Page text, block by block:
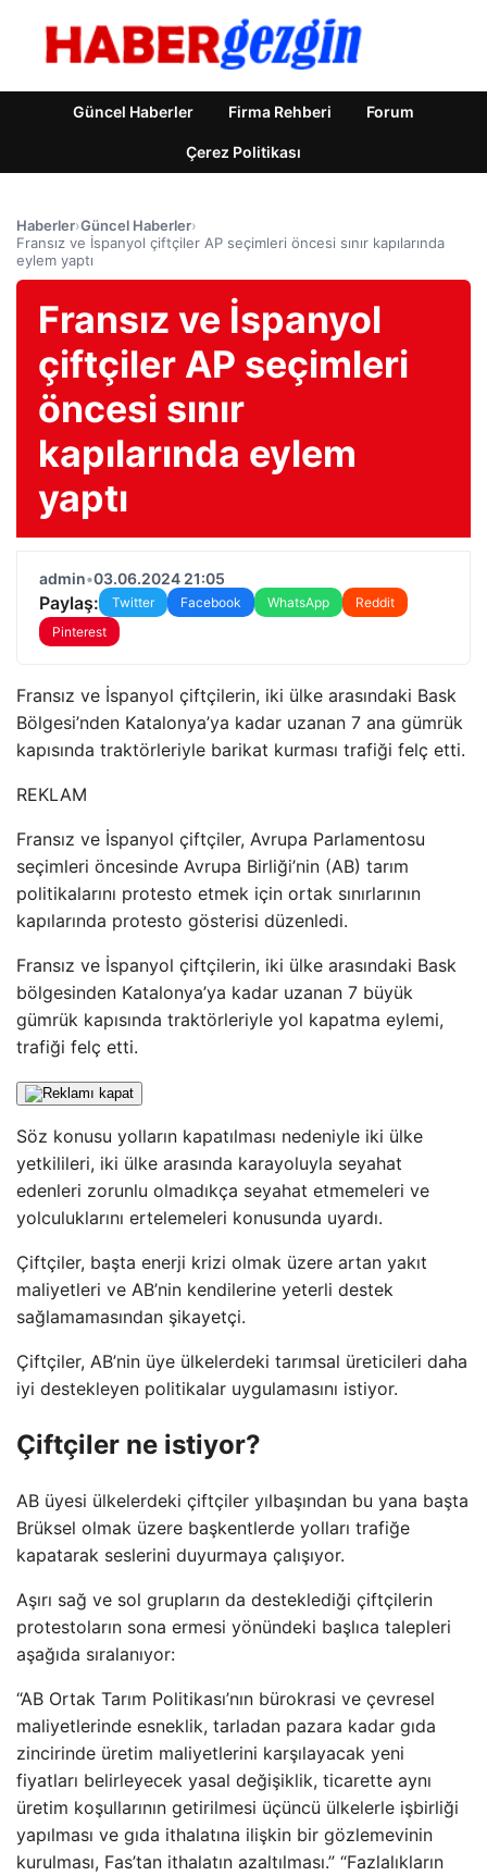
Güncel Haberler Firma Rehberi Forum
Çerez Politikası
Haberler›Güncel Haberler›
Fransız ve İspanyol çiftçiler AP seçimleri öncesi sınır kapılarında
eylem yaptı
Fransız ve İspanyol
çiftçiler AP seçimleri
öncesi sınır
kapılarında eylem
yaptı
admin•03.06.2024 21:05
Paylaş: Twitter Facebook WhatsApp
Reddit
Pinterest
Fransız ve İspanyol çiftçilerin, iki ülke arasındaki Bask
Bölgesi’nden Katalonya’ya kadar uzanan 7 ana gümrük
kapısında traktörleriyle barikat kurması trafiği felç etti.
REKLAM
Fransız ve İspanyol çiftçiler, Avrupa Parlamentosu
seçimleri öncesinde Avrupa Birliği’nin (AB) tarım
politikalarını protesto etmek için ortak sınırlarının
kapılarında protesto gösterisi düzenledi.
Fransız ve İspanyol çiftçilerin, iki ülke arasındaki Bask
bölgesinden Katalonya’ya kadar uzanan 7 büyük
gümrük kapısında traktörleriyle yol kapatma eylemi,
trafiği felç etti.
Söz konusu yolların kapatılması nedeniyle iki ülke
yetkilileri, iki ülke arasında karayoluyla seyahat
edenleri zorunlu olmadıkça seyahat etmemeleri ve
yolculuklarını ertelemeleri konusunda uyardı.
Çiftçiler, başta enerji krizi olmak üzere artan yakıt
maliyetleri ve AB’nin kendilerine yeterli destek
sağlamamasından şikayetçi.
Çiftçiler, AB’nin üye ülkelerdeki tarımsal üreticileri daha
iyi destekleyen politikalar uygulamasını istiyor.
Çiftçiler ne istiyor?
AB üyesi ülkelerdeki çiftçiler yılbaşından bu yana başta
Brüksel olmak üzere başkentlerde yolları trafiğe
kapatarak seslerini duyurmaya çalışıyor.
Aşırı sağ ve sol grupların da desteklediği çiftçilerin
protestoların sona ermesi yönündeki başlıca talepleri
aşağıda sıralanıyor:
“AB Ortak Tarım Politikası’nın bürokrasi ve çevresel
maliyetlerinde esneklik, tarladan pazara kadar gıda
zincirinde üretim maliyetlerini karşılayacak yeni
fiyatları belirleyecek yasal değişiklik, ticarette aynı
üretim koşullarının getirilmesi üçüncü ülkelerle işbirliği
yapılması ve gıda ithalatına ilişkin bir gözlemevinin
kurulması, Fas’tan ithalatın azaltılması.” “Fazlalıkların